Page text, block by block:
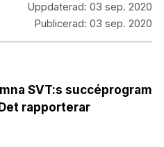
Uppdaterad: 03 sep. 2020
Publicerad: 03 sep. 2020
SVT:s succéprogram
rapporterar